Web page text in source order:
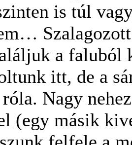
is túl
a faluból
itt, de a
Nagy
(egy másik